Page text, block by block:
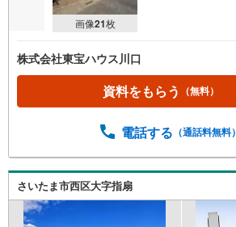
画像21枚
株式会社東宝ハウス川口
資料をもらう （無料）
電話する （通話料無料）
さいたま市西区大字指扇